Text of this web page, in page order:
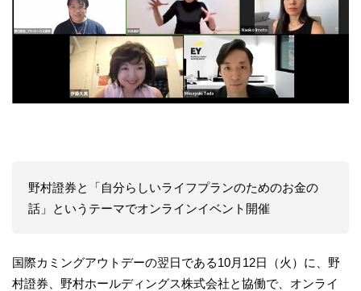
野村證券と「自分らしいライフプランのためのお金の
話」というテーマでオンラインイベント開催
国際カミングアウトデーの翌日である10月12日（火）に、野
村證券、野村ホールディングス株式会社と協働で、オンライ